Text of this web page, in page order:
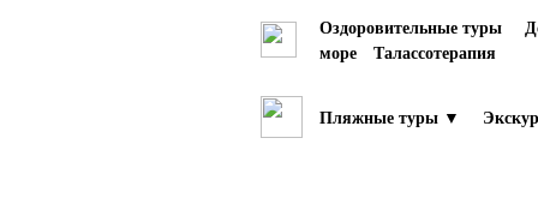
Оздоровительные туры
море
Талассотерапия
Пляжные туры ▼